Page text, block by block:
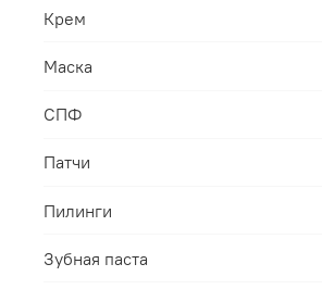
Крем
Маска
СПФ
Патчи
Пилинги
Зубная паста